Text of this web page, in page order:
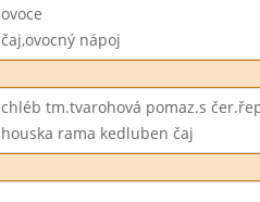
ovoce
čaj,ovocný nápoj
chléb tm.tvarohová pomaz.s
houska rama kedluben čaj